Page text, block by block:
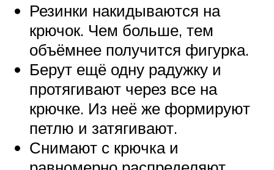
Резинки накидываются на
крючок. Чем больше, тем
объёмнее получится фигурка.
Берут ещё одну радужку и
протягивают через все на
крючке. Из неё же формируют
петлю и затягивают.
Снимают с крючка и